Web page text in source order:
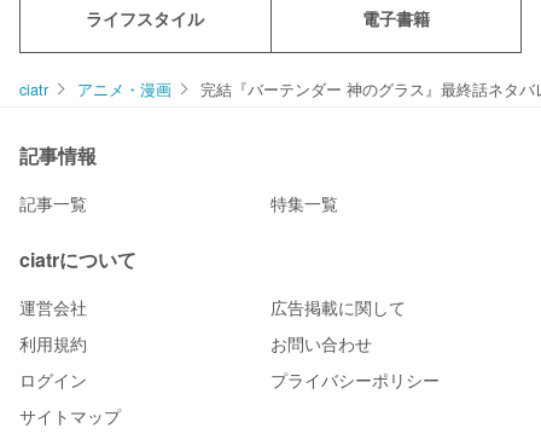
ライフスタイル 電子書籍
ciatr アニメ・漫画 完結『バーテンダー 神のグラス』最終話ネタ
記事情報
記事一覧 特集一覧
ciatrについて
運営会社
広告掲載に関して
利用規約
お問い合わせ
ログイン
プライバシーポリシー
サイトマップ